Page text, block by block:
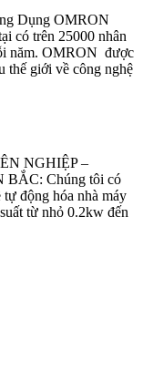
Dụng OMRON
có trên 25000 nhân
năm. OMRON được
thế giới về công nghệ
NGHIỆP –
Chúng tôi có
động hóa nhà máy
từ nhỏ 0.2kw đến